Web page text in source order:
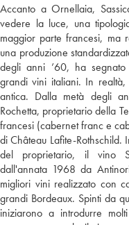
Accanto a Ornellaia,
vedere la luce, una
maggior parte francesi, ma
una produzione
degli anni ’60, ha
grandi vini italiani. In
antica. Dalla metà degli
Rochetta, proprietario della
francesi (cabernet franc e
di Château Lafite-Rothschild.
del proprietario, il vino
dall'annata 1968 da
migliori vini realizzato con
grandi Bordeaux. Spinti da
iniziarono a introdurre